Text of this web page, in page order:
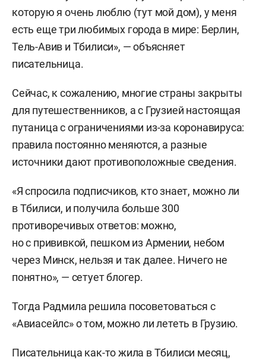
которую я очень люблю (тут мой дом), у меня
есть еще три любимых города в мире: Берлин,
Тель-Авив и Тбилиси», — объясняет
писательница.
Сейчас, к сожалению, многие страны закрыты
для путешественников, а с Грузией настоящая
путаница с ограничениями из-за коронавируса:
правила постоянно меняются, а разные
источники дают противоположные сведения.
«Я спросила подписчиков, кто знает, можно ли
в Тбилиси, и получила больше 300
противоречивых ответов: можно,
но с прививкой, пешком из Армении, небом
через Минск, нельзя и так далее. Ничего не
понятно», — сетует блогер.
Тогда Радмила решила посоветоваться с
«Авиасейлс» о том, можно ли лететь в Грузию.
Писательница как-то жила в Тбилиси месяц,